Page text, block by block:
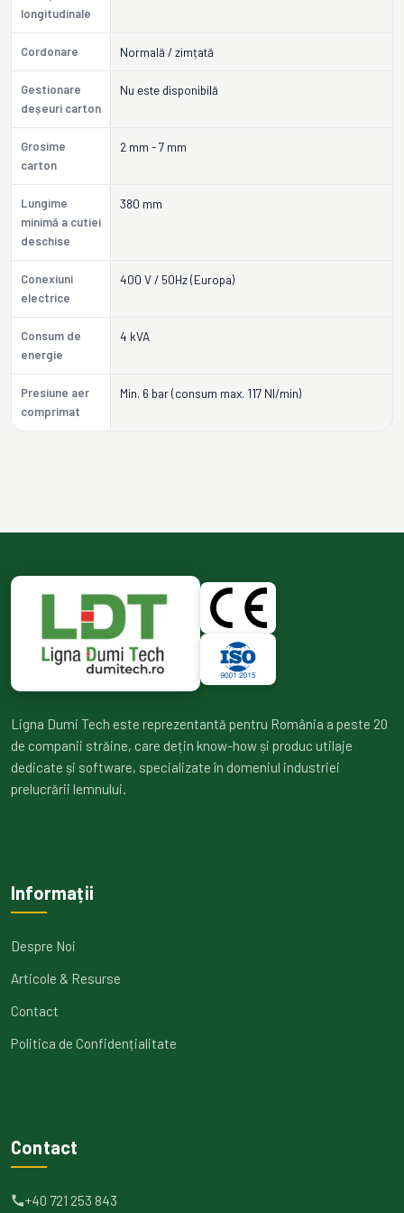
longitudinale
Cordonare Normală / zimțată
Gestionare
deșeuri carton
Nu este disponibilă
Grosime
carton
2 mm - 7 mm
Lungime
minimă a cutiei
deschise
380 mm
Conexiuni
electrice
400 V / 50Hz (Europa)
Consum de
energie
4 kVA
Presiune aer
comprimat
Min. 6 bar (consum max. 117 Nl/min)
Ligna Dumi Tech este reprezentantă pentru România a peste 20
de companii străine, care dețin know-how și produc utilaje
dedicate și software, specializate în domeniul industriei
prelucrării lemnului.
Informații
Despre Noi
Articole & Resurse
Contact
Politica de Confidențialitate
Contact
+40 721 253 843